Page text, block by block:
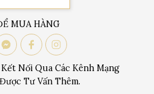
MUA HÀNG
Nối Qua Các Kênh Mạng
Tư Vấn Thêm.